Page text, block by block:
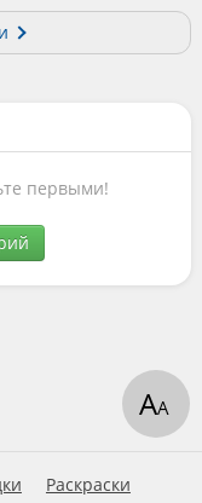
первыми!
Раскраски
АА